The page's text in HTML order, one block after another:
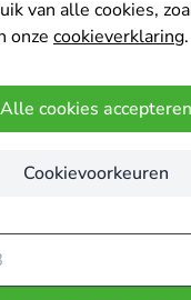
van alle cookies,
onze cookieverklaring.
Alle cookies accepteren
Cookievoorkeuren
op je